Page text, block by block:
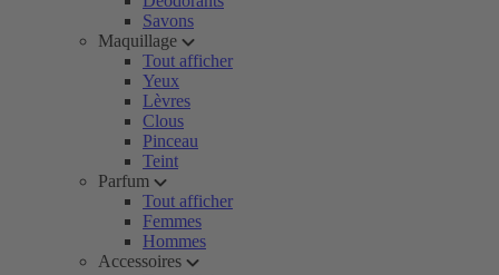
Savons
Maquillage
Tout afficher
Yeux
Lèvres
Clous
Pinceau
Teint
Parfum
Tout afficher
Femmes
Hommes
Accessoires